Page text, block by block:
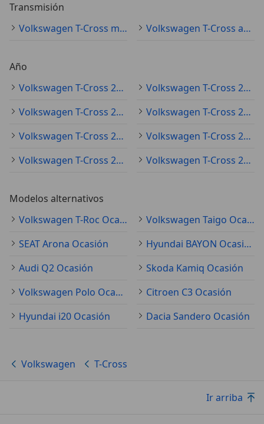
Transmisión
Volkswagen T-Cross manual
Volkswagen T-Cross automático
Año
Volkswagen T-Cross 2022
Volkswagen T-Cross 2023
Volkswagen T-Cross 2021
Volkswagen T-Cross 2024
Volkswagen T-Cross 2025
Volkswagen T-Cross 2020
Volkswagen T-Cross 2019
Volkswagen T-Cross 2026
Modelos alternativos
Volkswagen T-Roc Ocasión
Volkswagen Taigo Ocasión
SEAT Arona Ocasión
Hyundai BAYON Ocasión
Audi Q2 Ocasión
Skoda Kamiq Ocasión
Volkswagen Polo Ocasión
Citroen C3 Ocasión
Hyundai i20 Ocasión
Dacia Sandero Ocasión
Volkswagen T-Cross
Ir arriba